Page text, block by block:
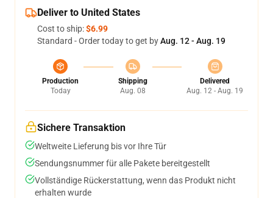
Deliver to United States
Cost to ship:$6.99
Standard - Order today to get byAug. 12 - Aug. 19
Production
Today
Shipping
Aug. 08
Delivered
Aug. 12 - Aug. 19
Sichere Transaktion
Weltweite Lieferung bis vor Ihre Tür
Sendungsnummer für alle Pakete bereitgestellt
Vollständige Rückerstattung, wenn das Produkt nicht
erhalten wurde